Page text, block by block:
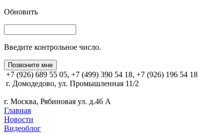
Обновить
Введите контрольное число.
Позвоните мне
+7 (926) 689 55 05, +7 (499) 390 54 18, +7 (926) 196 54 18
г. Домодедово, ул. Промышленная 11/2
г. Москва, Рябиновая ул. д.46 А
Главная
Новости
Видеоблог